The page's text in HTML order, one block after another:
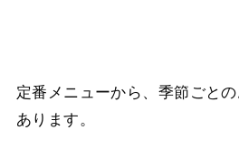
定番メニューから、季節ごと
あります。